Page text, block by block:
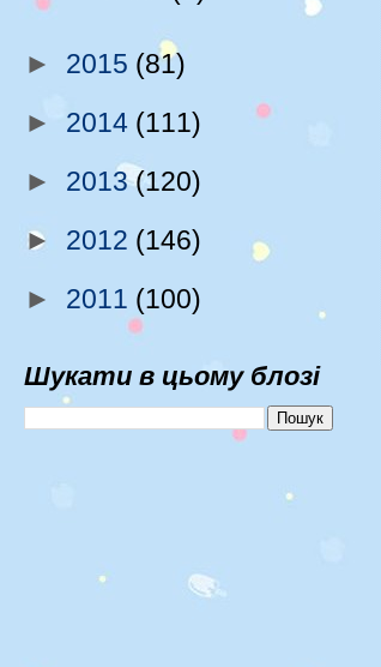
► 2015 (81)
► 2014 (111)
► 2013(120)
► 2012 (146)
► 2011 (100)
Шукати в цьому блозі